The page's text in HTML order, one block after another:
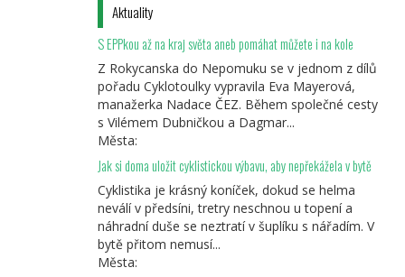
Aktuality
S EPPkou až na kraj světa aneb pomáhat můžete i na kole
Z Rokycanska do Nepomuku se v jednom z dílů
pořadu Cyklotoulky vypravila Eva Mayerová,
manažerka Nadace ČEZ. Během společné cesty
s Vilémem Dubničkou a Dagmar...
Města:
Jak si doma uložit cyklistickou výbavu, aby nepřekážela v bytě
Cyklistika je krásný koníček, dokud se helma
neválí v předsíni, tretry neschnou u topení a
náhradní duše se neztratí v šuplíku s nářadím. V
bytě přitom nemusí...
Města: